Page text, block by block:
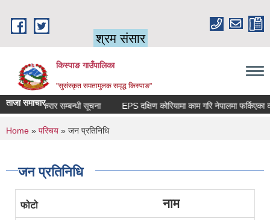
श्रम संसार
किस्पाङ गाउँपालिका
"सुसंस्कृत समतामुलक समृद्ध किस्पाङ"
ताजा समाचार
सेवा करार सम्बन्धी सूचना
You are here
Home » परिचय » जन प्रतिनिधि
जन प्रतिनिधि
फोटो नाम